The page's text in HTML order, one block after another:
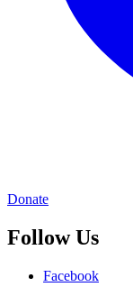
Donate
Follow Us
Facebook